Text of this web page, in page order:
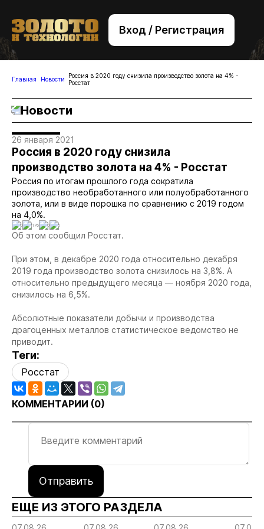
Вход / Регистрация
+7 (495) 221-76-32
bsv@zolteh.ru
Главная Новости
Россия в 2020 году снизила производство золота на 4% -
Росстат
Новости
26 января 2021
Россия в 2020 году снизила
производство золота на 4% - Росстат
Россия по итогам прошлого года сократила
производство необработанного или полуобработанного
золота, или в виде порошка по сравнению с 2019 годом
на 4,0%.
0 1176 0 0
Об этом сообщил Росстат.
При этом, в декабре 2020 года относительно декабря
2019 года производство золота снизилось на 3,8%. А
относительно предыдущего месяца — ноября 2020 года,
снизилось на 6,5%.
Абсолютные показатели добычи и производства
драгоценных металлов статистическое ведомство не
приводит.
Теги:
Росстат
КОММЕНТАРИИ (0)
Отправить
ЕЩЕ ИЗ ЭТОГО РАЗДЕЛА